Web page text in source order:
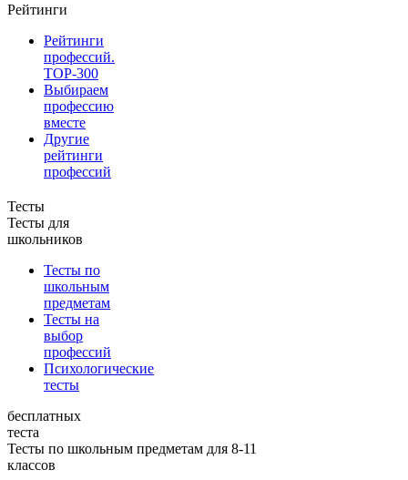
Рейтинги
Рейтинги
профессий.
TOP-300
Выбираем
профессию
вместе
Другие
рейтинги
профессий
Тесты
Тесты для
школьников
Тесты по
школьным
предметам
Тесты на
выбор
профессий
Психологические
тесты
бесплатных
теста
Тесты по школьным предметам для 8-11
классов